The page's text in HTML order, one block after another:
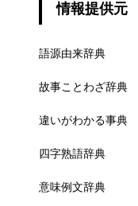
情報提供元
語源由来辞典
故事ことわざ辞典
違いがわかる事典
四字熟語辞典
意味例文辞典